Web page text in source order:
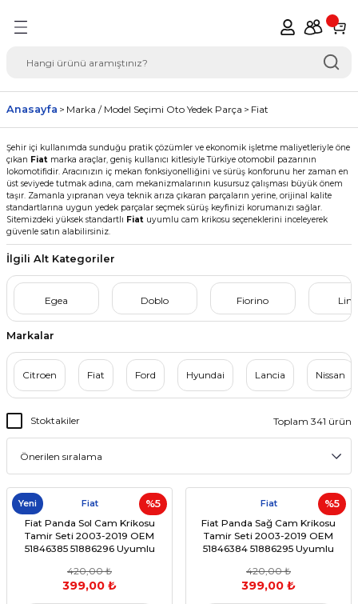
Seçimi Oto Yedek
Anasayfa Marka / Model Seçimi Oto Yedek Parça Fiat
Şehir içi kullanımda sunduğu pratik çözümler ve ekonomik işletme maliyetleriyle öne
çıkan Fiat marka araçlar, geniş kullanıcı kitlesiyle Türkiye otomobil pazarının
lokomotifidir. Aracınızın iç mekan fonksiyonelliğini ve sürüş konforunu her zaman en
üst seviyede tutmak adına, cam mekanizmalarının kusursuz çalışması büyük önem
taşır. Zamanla yıpranan veya teknik arıza çıkaran parçaların yerine, orijinal kalite
standartlarına uygun yedek parçalar seçmek sürüş keyfinizi korumanızı sağlar.
Sitemizdeki yüksek standartlı Fiat uyumlu cam krikosu seçeneklerini inceleyerek
güvenle satın alabilirsiniz.
İlgili Alt Kategoriler
Egea Doblo Fiorino
Markalar
Citroen Fiat Ford Hyundai Lancia Nissan
Stoktakiler Toplam 341 ürün
%5
Yeni Fiat
Fiat Panda Sol Cam Krikosu
Tamir Seti 2003-2019 OEM
51846385 51886296 Uyumlu
420,00 ₺
399,00 ₺
%5
Fiat
Fiat Panda Sağ Cam Krikosu
Tamir Seti 2003-2019 OEM
51846384 51886295 Uyumlu
420,00 ₺
399,00 ₺